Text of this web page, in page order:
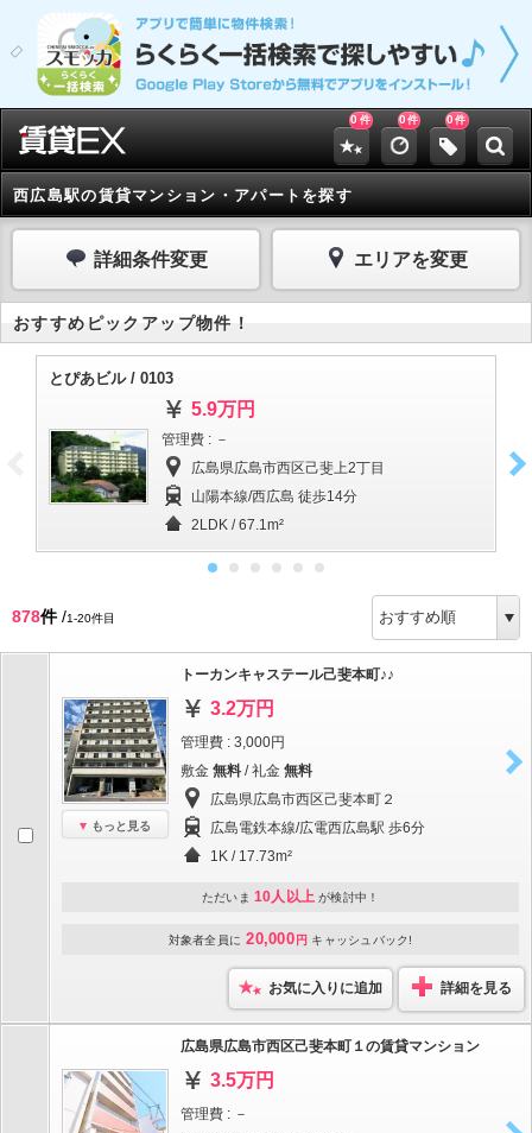
0 件 0件 0件
西広島駅の賃貸マンション・アパートを探す
詳細条件変更 エリアを変更
おすすめピックアップ物件！
とぴあビル / 0103
5.9万円
管理費 : －
広島県広島市西区己斐上2丁目
山陽本線/西広島 徒歩14分
2LDK / 67.1m²
878件/1-20件目
もっと見る
トーカンキャステール己斐本町♪♪
3.2万円
管理費 : 3,000円
敷金 無料 / 礼金 無料
広島県広島市西区己斐本町２
広島電鉄本線/広電西広島駅 歩6分
1K / 17.73m²
ただいま 10人以上 が検討中！
対象者全員に 20,000 円 キャッシュバック!
お気に入りに追加 詳細を見る
広島県広島市西区己斐本町１の賃貸マンション
3.5万円
管理費 : －